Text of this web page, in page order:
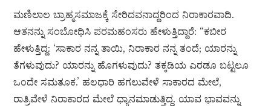
ಮಣಿಲಾಲ ಬ್ರಾಹ್ಮಸಮಾಜಕ್ಕೆ ಸೇರಿದವನಾದ್ದರಿಂದ ನಿರಾಕಾರವಾದಿ.
ಆತನನ್ನು ಸಂಬೋಧಿಸಿ ಪರಮಹಂಸರು ಹೇಳುತ್ತಿದ್ದಾರೆ: “ಕಬೀರ
ಹೇಳುತ್ತಿದ್ದ: ‘ಸಾಕಾರ ನನ್ನ ತಾಯಿ, ನಿರಾಕಾರ ನನ್ನ ತಂದೆ; ಯಾರನ್ನು
ತೆಗಳುವುದು? ಯಾರನ್ನು ಹೊಗಳುವುದು? ತಕ್ಕಡಿಯ ಎರಡೂ ಬಟ್ಟಲೂ
ಒಂದೇ ಸಮತೂಕ.’ ಹಲಧಾರಿ ಹಗಲುವೇಳೆ ಸಾಕಾರದ ಮೇಲೆ,
ರಾತ್ರಿವೇಳೆ ನಿರಾಕಾರದ ಮೇಲೆ ಧ್ಯಾನಮಾಡುತ್ತಿದ್ದ. ಯಾವ ಭಾವವನ್ನು